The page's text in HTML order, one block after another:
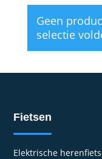
Geen
selectie
Fietsen
Elektrische